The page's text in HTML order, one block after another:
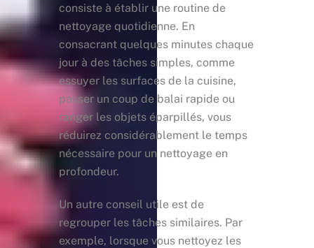
consiste à établir une routine de
nettoyage quotidienne. En
consacrant quelques minutes chaque
jour à des tâches simples, comme
essuyer les surfaces de la cuisine,
passer un coup de balai rapide ou
ranger les objets éparpillés, vous
réduirez considérablement le temps
nécessaire pour un nettoyage en
profondeur.
Un autre conseil utile est de
regrouper les tâches similaires. Par
exemple, lorsque vous nettoyez les